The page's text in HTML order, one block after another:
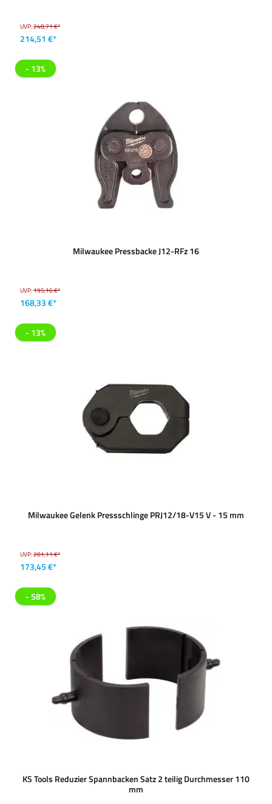
UVP:248,71 €*
214,51 €*
- 13%
Milwaukee Pressbacke J12-RFz 16
UVP:195,16 €*
168,33 €*
- 13%
Milwaukee Gelenk Pressschlinge PRJ12/18-V15 V - 15 mm
UVP:201,11 €*
173,45 €*
- 58%
KS Tools Reduzier Spannbacken Satz 2 teilig Durchmesser 110
mm